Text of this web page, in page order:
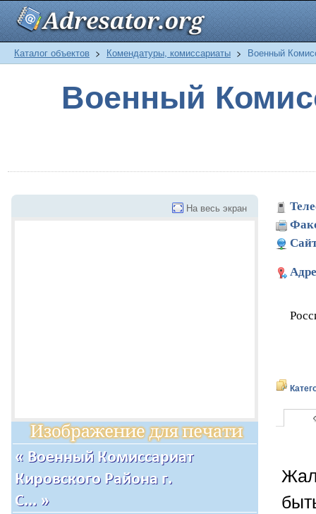
Каталог объектов > Комендатуры, комиссариаты > Военный
Военный
На весь экран